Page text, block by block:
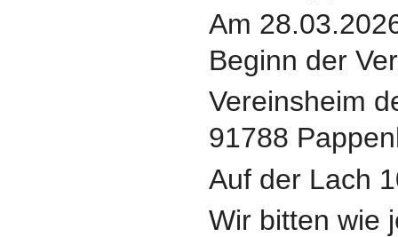
Am
Beginn der
Vereinsheim
91788
Auf der Lach
Wir bitten wie